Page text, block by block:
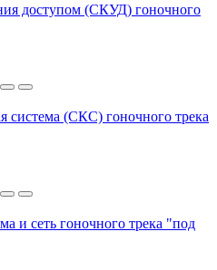
доступом (СКУД) гоночного
система (СКС) гоночного трека
и сеть гоночного трека "под